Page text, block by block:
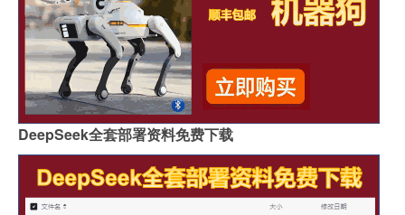
DeepSeek全套部署资料免费下载